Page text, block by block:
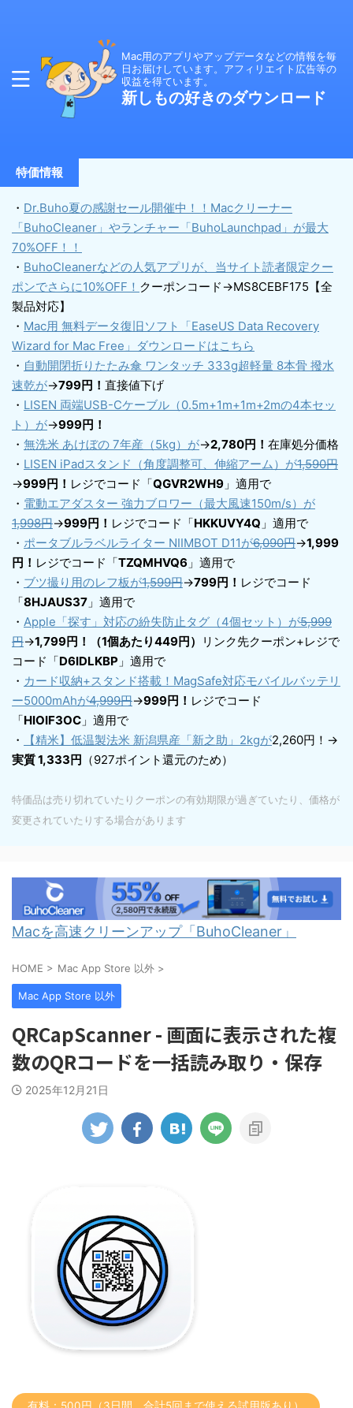
Mac用のアプリやアップデータなどの情報を毎
日お届けしています。アフィリエイト広告等の
収益を得ています。
新しもの好きのダウンロード
特価情報
・ Dr.Buho夏の感謝セール開催中！！Macクリーナー
「BuhoCleaner」やランチャー「BuhoLaunchpad」が最大
70%OFF！！
・ BuhoCleanerなどの人気アプリが、当サイト読者限定クー
ポンでさらに10%OFF！ クーポンコード→MS8CEBF175【全
製品対応】
・ Mac用 無料データ復旧ソフト「EaseUS Data Recovery
Wizard for Mac Free」ダウンロードはこちら
・ 自動開閉折りたたみ傘 ワンタッチ 333g超軽量 8本骨 撥水
速乾が→799円！ 直接値下げ
・ LISEN 両端USB-Cケーブル（0.5m+1m+1m+2mの4本セッ
ト）が→999円！
・ 無洗米 あけぼの 7年産（5kg）が→2,780円！ 在庫処分価格
・ LISEN iPadスタンド（角度調整可、伸縮アーム）が1,590円
→999円！ レジでコード「QGVR2WH9 」適用で
・ 電動エアダスター 強力ブロワー（最大風速150m/s）が
1,998円→999円！ レジでコード「HKKUVY4Q 」適用で
・ ポータブルラベルライター NIIMBOT D11が6,090円→1,999
円！ レジでコード「TZQMHVQ6 」適用で
・ ブツ撮り用のレフ板が1,599円→799円！ レジでコード
「8HJAUS37 」適用で
・ Apple「探す」対応の紛失防止タグ（4個セット）が5,999
円→1,799円！（1個あたり449円）
リンク先クーポン+レジで
コード「D6IDLKBP 」適用で
・ カード収納+スタンド搭載！MagSafe対応モバイルバッテリ
ー5000mAhが4,999円→999円！ レジでコード
「HIOIF3OC 」適用で
・
【精米】低温製法米 新潟県産「新之助」2kgが2,260円！→
実質 1,333円 （927ポイント還元のため）
特価品は売り切れていたりクーポンの有効期限が過ぎていたり、価格が
変更されていたりする場合があります
Macを高速クリーンアップ「BuhoCleaner」
HOME > Mac App Store 以外 >
Mac App Store 以外
QRCapScanner - 画面に表示された複
数のQRコードを一括読み取り・保存
2025年12月21日
有料：500円（3日間、合計5回まで使える試用版あり）